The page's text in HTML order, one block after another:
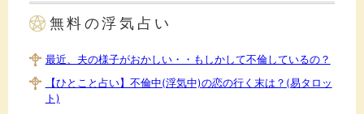
無料の浮気占い
最近、夫の様子がおかしい・・もしかして不倫しているの？
【ひとこと占い】不倫中(浮気中)の恋の行く末は？(易タロッ
ト)